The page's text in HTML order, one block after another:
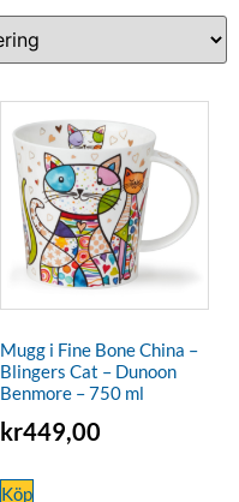
Mugg i Fine Bone China –
Blingers Cat – Dunoon
Benmore – 750 ml
kr449,00
Köp